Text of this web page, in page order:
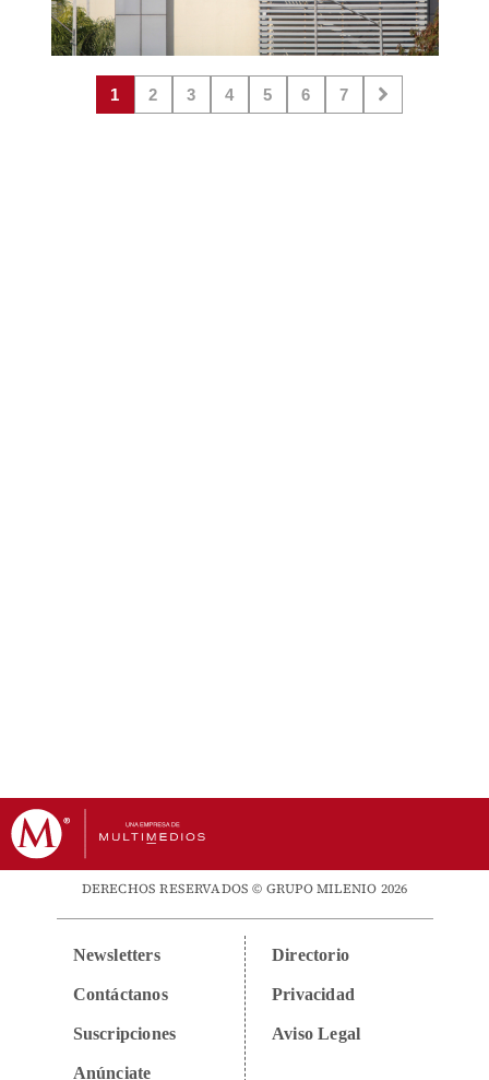
1 2 3 4 5 6 7
DERECHOS RESERVADOS © GRUPO MILENIO 2026
Newsletters
Contáctanos
Suscripciones
Anúnciate
Directorio
Privacidad
Aviso Legal